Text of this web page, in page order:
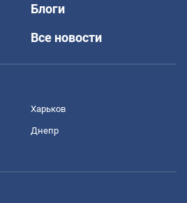
Блоги
Все новости
Харьков
Днепр